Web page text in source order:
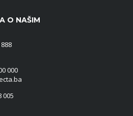
O NAŠIM
000
005